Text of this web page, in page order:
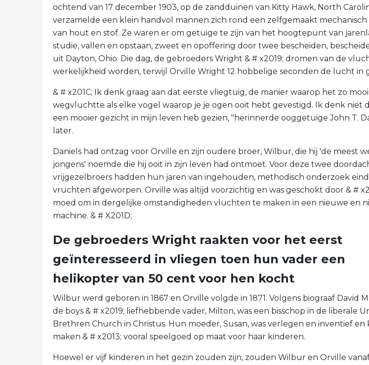
ochtend van 17 december 1903, op de zandduinen van Kitty Hawk, North
verzamelde een klein handvol mannen zich rond een zelfgemaakt mechanisch
van hout en stof. Ze waren er om getuige te zijn van het hoogtepunt van
studie, vallen en opstaan, zweet en opoffering door twee bescheiden,
uit Dayton, Ohio. Die dag, de gebroeders Wright & # x2019; dromen van de
werkelijkheid worden, terwijl Orville Wright 12 hobbelige seconden de lucht in
& # x201C; Ik denk graag aan dat eerste vliegtuig, de manier waarop het zo
wegvluchtte als elke vogel waarop je je ogen ooit hebt gevestigd. Ik denk niet
een mooier gezicht in mijn leven heb gezien, "herinnerde ooggetuige John T.
later.
Daniels had ontzag voor Orville en zijn oudere broer, Wilbur, die hij 'de meest
jongens' noemde die hij ooit in zijn leven had ontmoet. Voor deze twee
vrijgezelbroers hadden hun jaren van ingehouden, methodisch onderzoek
vruchten afgeworpen. Orville was altijd voorzichtig en was geschokt door & #
moed om in dergelijke omstandigheden vluchten te maken in een nieuwe en
machine. & # X201D;
De gebroeders Wright raakten voor het eerst
geïnteresseerd in vliegen toen hun vader een
helikopter van 50 cent voor hen kocht
Wilbur werd geboren in 1867 en Orville volgde in 1871. Volgens biograaf David
de boys & # x2019; liefhebbende vader, Milton, was een bisschop in de liberale
Brethren Church in Christus. Hun moeder, Susan, was verlegen en inventief en
maken & # x2013; vooral speelgoed op maat voor haar kinderen.
Hoewel er vijf kinderen in het gezin zouden zijn, zouden Wilbur en Orville